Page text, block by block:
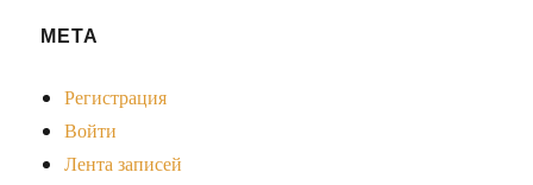
МЕТА
Регистрация
Войти
Лента записей